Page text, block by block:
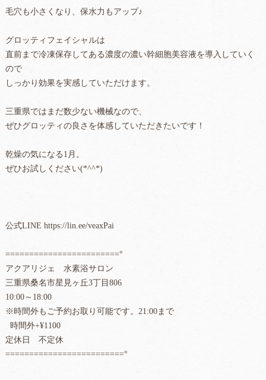
毛穴も小さくなり、保水力もアップ♪
グロッティフェイシャルは
直前まで冷凍保存してある濃度の濃い幹細胞美容液を導入していく
ので
しっかり効果を実感していただけます。
三重県ではまだ数少ない機械なので、
ぜひグロッティの良さを体感していただきたいです！
乾燥の気になる1月。
ぜひお試しください(*^^*)
公式LINE https://lin.ee/veaxPai
========================°
アクアリジェ 水素浴サロン
三重県桑名市星見ヶ丘3丁目806
10:00～18:00
※時間外もご予約お取り可能です。21:00まで
時間外+¥1100
定休日 不定休
=========================°